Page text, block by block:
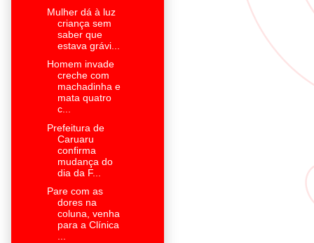
Mulher dá à luz
criança sem
saber que
estava grávi...
Homem invade
creche com
machadinha e
mata quatro
c...
Prefeitura de
Caruaru
confirma
mudança do
dia da F...
Pare com as
dores na
coluna, venha
para a Clínica
...